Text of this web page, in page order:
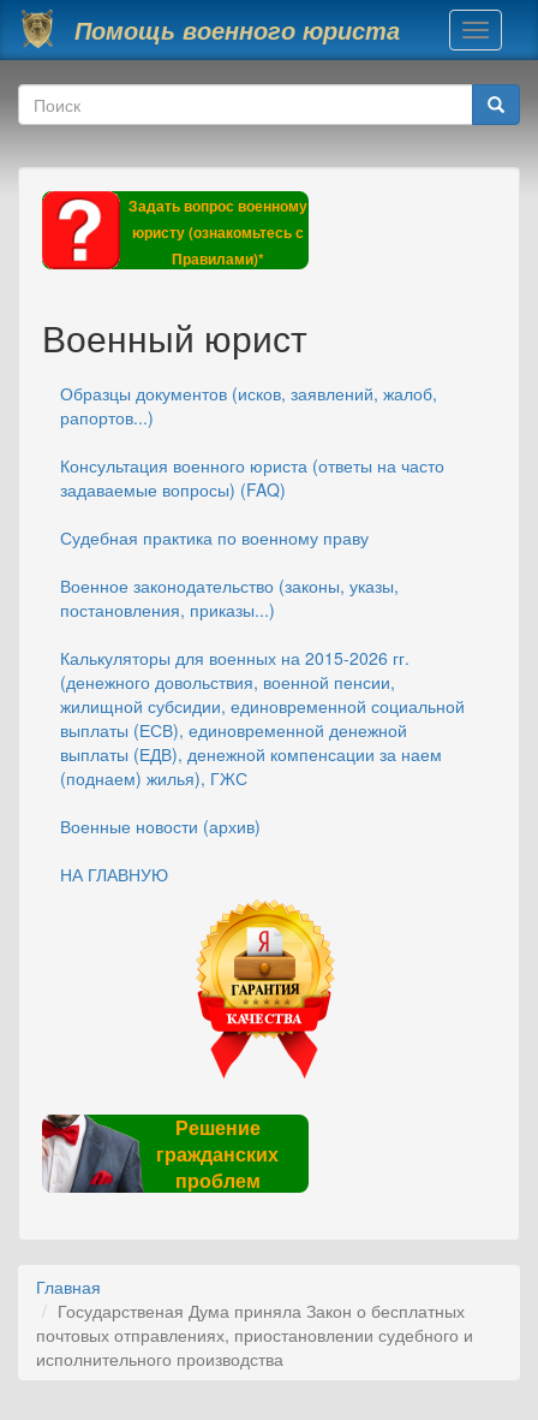
Перейти к основному содержанию
Помощь военного юриста
Toggle
Форма поиска
Поиск
Задать вопрос военному
юристу (ознакомьтесь с
Правилами)*
Военный юрист
Образцы документов (исков, заявлений, жалоб,
рапортов...)
Консультация военного юриста (ответы на часто
задаваемые вопросы) (FAQ)
Судебная практика по военному праву
Военное законодательство (законы, указы,
постановления, приказы...)
Калькуляторы для военных на 2015-2026 гг.
(денежного довольствия, военной пенсии,
жилищной субсидии, единовременной социальной
выплаты (ЕСВ), единовременной денежной
выплаты (ЕДВ), денежной компенсации за наем
(поднаем) жилья), ГЖС
Военные новости (архив)
НА ГЛАВНУЮ
Решение
гражданских
проблем
Главная
Государственая Дума приняла Закон о бесплатных
почтовых отправлениях, приостановлении судебного и
исполнительного производства